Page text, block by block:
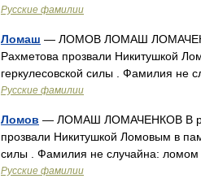
Русские фамилии
Ломаш — ЛОМОВ ЛОМАШ
Рахметова прозвали Никитушкой
геркулесовской силы . Фамилия не
Русские фамилии
Ломов — ЛОМАШ ЛОМАЧЕНКОВ В
прозвали Никитушкой Ломовым в
силы . Фамилия не случайна: ломом
Русские фамилии